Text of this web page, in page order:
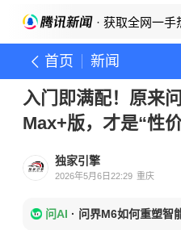
· 获取全网一手
首页 新闻
入门即满配！原来
Max+版，才是“性价
独家引擎
2026年5月6日22:29 重庆
问AI · 问界M6如何重塑智